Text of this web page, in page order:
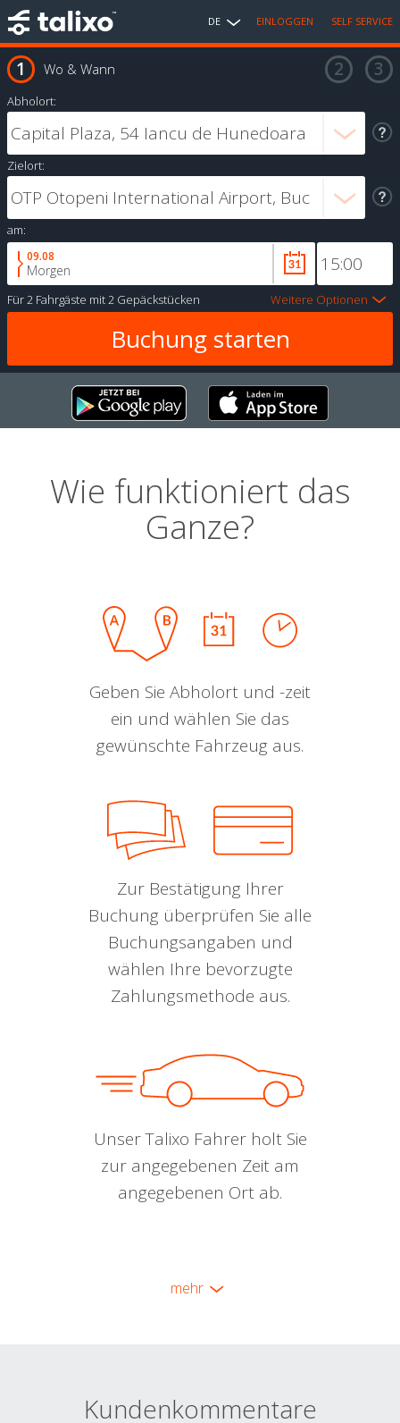
DE EINLOGGEN SELF SERVICE
Wo & Wann
Abholort:
Zielort:
am:
09.08
Morgen
Für2 Fahrgäste mit2 Gepäckstücken Weitere Optionen
Wie funktioniert das
Ganze?
Geben Sie Abholort und -zeit
ein und wählen Sie das
gewünschte Fahrzeug aus.
Zur Bestätigung Ihrer
Buchung überprüfen Sie alle
Buchungsangaben und
wählen Ihre bevorzugte
Zahlungsmethode aus.
Unser Talixo Fahrer holt Sie
zur angegebenen Zeit am
angegebenen Ort ab.
mehr
Kundenkommentare